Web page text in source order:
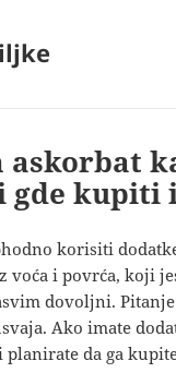
kupiti
korisiti
voća i povrća, koji
dovoljni.
Ako imate
planirate da ga